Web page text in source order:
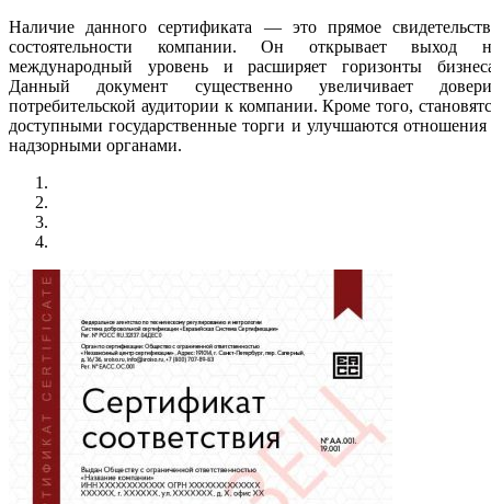
Наличие данного сертификата — это прямое
состоятельности компании. Он открывает выход
международный уровень и расширяет горизонты
Данный документ существенно увеличивает
потребительской аудитории к компании. Кроме того,
доступными государственные торги и улучшаются отношения
надзорными органами.